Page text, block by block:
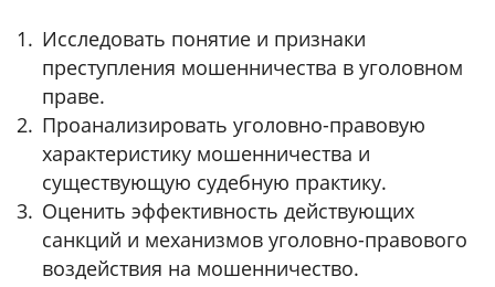
Исследовать понятие и признаки
преступления мошенничества в уголовном
праве.
Проанализировать уголовно-правовую
характеристику мошенничества и
существующую судебную практику.
Оценить эффективность действующих
санкций и механизмов уголовно-правового
воздействия на мошенничество.